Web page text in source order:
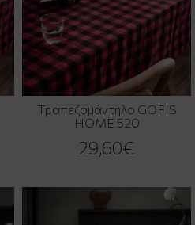
Τραπεζομάντηλο GOFIS
HOME 520
29,60€